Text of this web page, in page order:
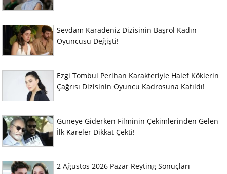
Sevdam Karadeniz Dizisinin Başrol Kadın
Oyuncusu Değişti!
Ezgi Tombul Perihan Karakteriyle Halef Köklerin
Çağrısı Dizisinin Oyuncu Kadrosuna Katıldı!
Güneye Giderken Filminin Çekimlerinden Gelen
İlk Kareler Dikkat Çekti!
2 Ağustos 2026 Pazar Reyting Sonuçları